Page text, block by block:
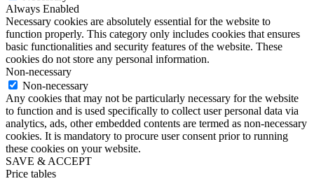
Always Enabled
Necessary cookies are absolutely essential for the website to
function properly. This category only includes cookies that ensures
basic functionalities and security features of the website. These
cookies do not store any personal information.
Non-necessary
Non-necessary
Any cookies that may not be particularly necessary for the website
to function and is used specifically to collect user personal data via
analytics, ads, other embedded contents are termed as non-necessary
cookies. It is mandatory to procure user consent prior to running
these cookies on your website.
SAVE & ACCEPT
Price tables